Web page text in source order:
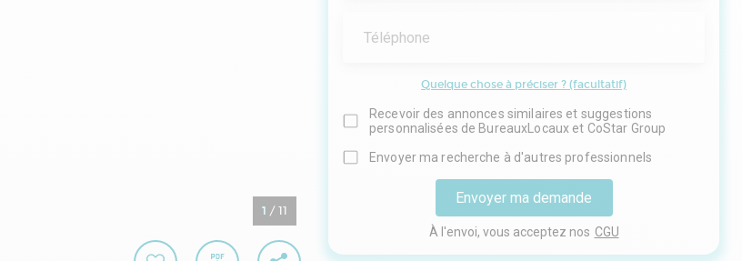
1 / 11
Téléphone
Quelque chose à préciser ? (facultatif)
Recevoir des annonces similaires et suggestions
personnalisées de BureauxLocaux et CoStar Group
Envoyer ma recherche à d'autres professionnels
Envoyer ma demande
À l'envoi, vous acceptez nos CGU